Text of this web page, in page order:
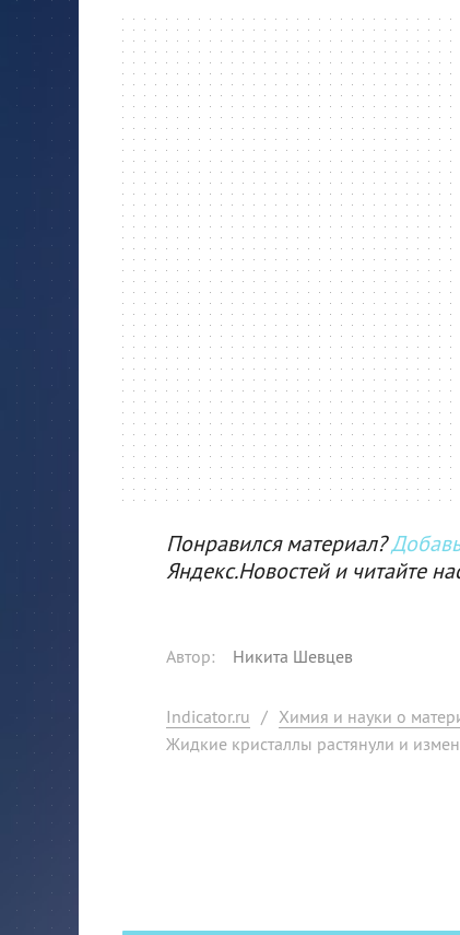
Понравился материал?
Яндекс.Новостей и читайте
Автор: Никита Шевцев
Indicator.ru / Химия и науки о
Жидкие кристаллы растянули и